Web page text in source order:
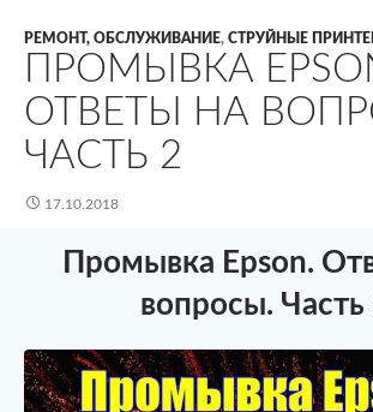
РЕМОНТ, ОБСЛУЖИВАНИЕ, СТРУЙНЫЕ
ПРОМЫВКА
ОТВЕТЫ НА
ЧАСТЬ 2
17.10.2018
Промывка Epson.
вопросы. Часть